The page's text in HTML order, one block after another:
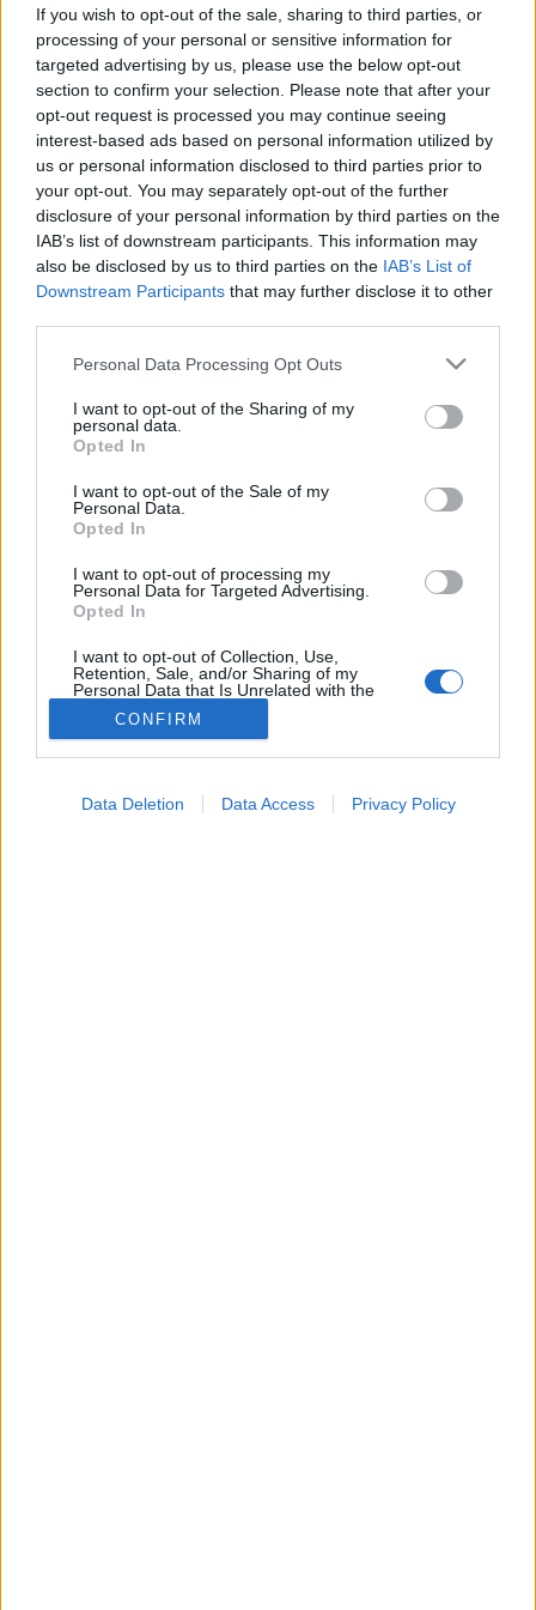
If you wish to opt-out of the sale, sharing to third parties, or
processing of your personal or sensitive information for
targeted advertising by us, please use the below opt-out
section to confirm your selection. Please note that after your
opt-out request is processed you may continue seeing
interest-based ads based on personal information utilized by
us or personal information disclosed to third parties prior to
your opt-out. You may separately opt-out of the further
disclosure of your personal information by third parties on the
IAB’s list of downstream participants. This information may
also be disclosed by us to third parties on the IAB’s List of
Downstream Participants that may further disclose it to other
Please note that this website/app uses one or more Google
not limited to your visit or usage behaviour. You may click to
grant or deny consent to Google and its third-party tags to
use your data for below specified purposes in below Google
consent section.
Personal Data Processing Opt Outs
I want to opt-out of the Sharing of my
personal data.
Opted In
I want to opt-out of the Sale of my
Personal Data.
Opted In
I want to opt-out of processing my
Personal Data for Targeted Advertising.
Opted In
I want to opt-out of Collection, Use,
Retention, Sale, and/or Sharing of my
Personal Data that Is Unrelated with the
Purposes for which it was collected.
Opted Out
CONFIRM
Data Deletion Data Access Privacy Policy
szilárd sampon?
2026. május 30. 16:34
Küldés Küldés Messengeren